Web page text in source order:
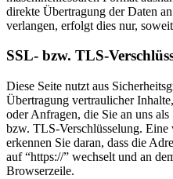
direkte Übertragung der Daten
verlangen, erfolgt dies nur,
SSL- bzw. TLS-
Diese Seite nutzt aus
Übertragung vertraulicher
oder Anfragen, die Sie an uns
bzw. TLS-Verschlüsselung. Eine
erkennen Sie daran, dass die
auf “https://” wechselt und an
Browserzeile.